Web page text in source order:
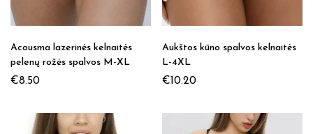
Acousma lazerinės kelnaitės
pelenų rožės spalvos M-XL
€8.50
Aukštos kūno spalvos kelnaitės
L-4XL
€10.20